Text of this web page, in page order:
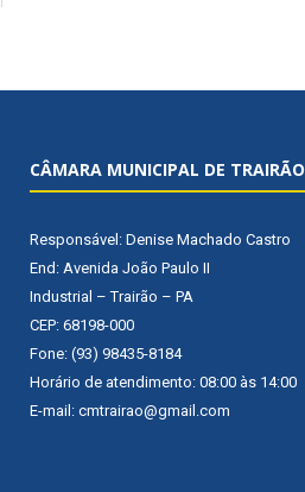
CÂMARA MUNICIPAL DE TRAIRÃO
Responsável: Denise Machado Castro
End: Avenida João Paulo II
Industrial – Trairão – PA
CEP: 68198-000
Fone: (93) 98435-8184
Horário de atendimento: 08:00 às 14:00
E-mail: cmtrairao@gmail.com